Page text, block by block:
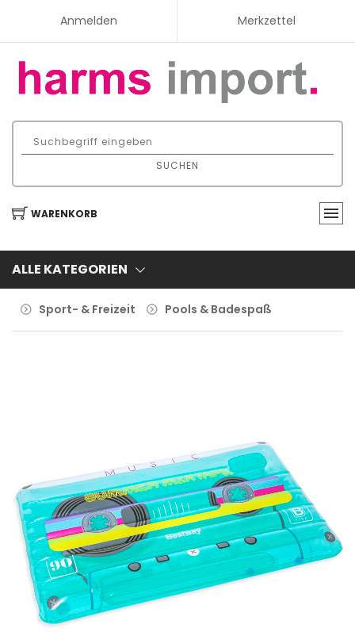
Anmelden Merkzettel
SUCHEN
WARENKORB
ALLE KATEGORIEN
Sport- & Freizeit Pools & Badespaß